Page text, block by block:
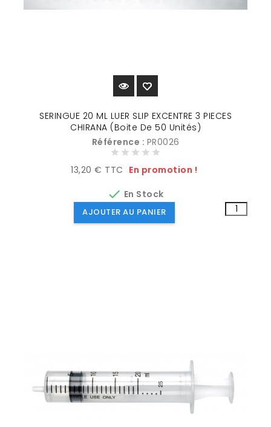
SERINGUE 20 ML LUER SLIP EXCENTRE 3 PIECES
CHIRANA (Boite De 50 Unités)
Référence : PR0026
Prix
13,20 € TTC En promotion !
 En Stock
AJOUTER AU PANIER